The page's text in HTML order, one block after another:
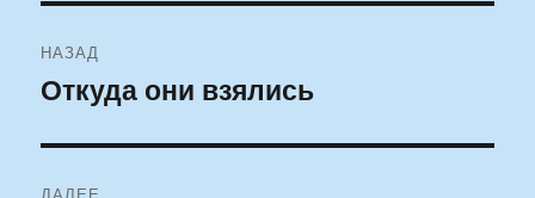
по
НАЗАД
Предыдущая
Откуда они взялись
ДАЛЕЕ